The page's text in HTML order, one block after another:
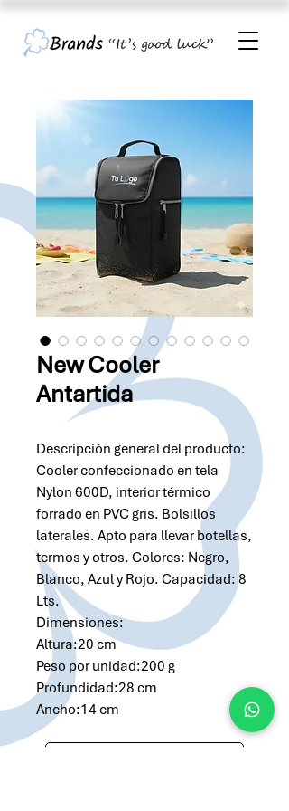
New Cooler
Antartida
Descripción general del producto:
Cooler confeccionado en tela
Nylon 600D, interior térmico
forrado en PVC gris. Bolsillos
laterales. Apto para llevar botellas,
termos y otros. Colores: Negro,
Blanco, Azul y Rojo. Capacidad: 8
Lts.
Dimensiones:
Altura:20 cm
Peso por unidad:200 g
Profundidad:28 cm
Ancho:14 cm